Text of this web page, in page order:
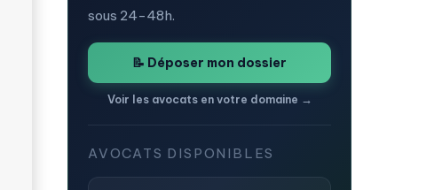
sous 24-48h.
📝 Déposer mon dossier
Voir les avocats en votre domaine →
AVOCATS DISPONIBLES